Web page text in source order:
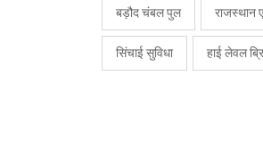
बड़ौद चंबल पुल राजस्थान
सिंचाई सुविधा हाई लेवल